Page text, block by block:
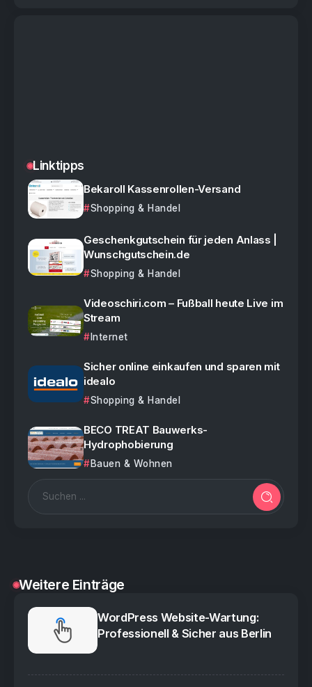
Linktipps
Bekaroll Kassenrollen-Versand
Shopping & Handel
Geschenkgutschein für jeden Anlass |
Wunschgutschein.de
Shopping & Handel
Videoschiri.com – Fußball heute Live im
Stream
Internet
Sicher online einkaufen und sparen mit
idealo
Shopping & Handel
BECO TREAT Bauwerks-
Hydrophobierung
Bauen & Wohnen
Weitere Einträge
WordPress Website-Wartung:
Professionell & Sicher aus Berlin